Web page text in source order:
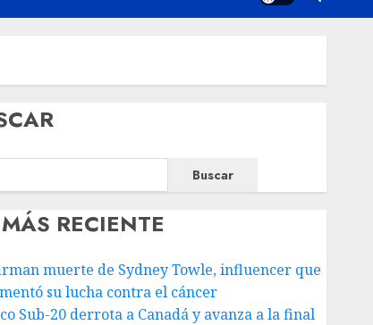
Buscar
RECIENTE
muerte de Sydney Towle, influencer que
su lucha contra el cáncer
Sub-20 derrota a Canadá y avanza a la final